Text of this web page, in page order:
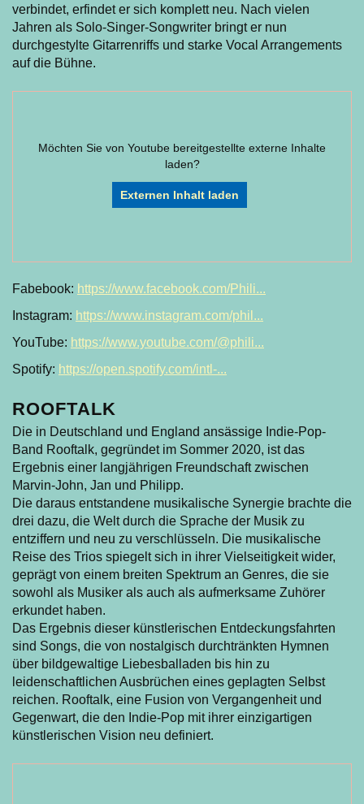
verbindet, erfindet er sich komplett neu. Nach vielen
Jahren als Solo-Singer-Songwriter bringt er nun
durchgestylte Gitarrenriffs und starke Vocal Arrangements
auf die Bühne.
Möchten Sie von Youtube bereitgestellte externe Inhalte
laden?
Externen Inhalt laden
Fabebook: https://www.facebook.com/Phili...
Instagram: https://www.instagram.com/phil...
YouTube: https://www.youtube.com/@phili...
Spotify: https://open.spotify.com/intl-...
ROOFTALK
Die in Deutschland und England ansässige Indie-Pop-
Band Rooftalk, gegründet im Sommer 2020, ist das
Ergebnis einer langjährigen Freundschaft zwischen
Marvin-John, Jan und Philipp.
Die daraus entstandene musikalische Synergie brachte die
drei dazu, die Welt durch die Sprache der Musik zu
entziffern und neu zu verschlüsseln. Die musikalische
Reise des Trios spiegelt sich in ihrer Vielseitigkeit wider,
geprägt von einem breiten Spektrum an Genres, die sie
sowohl als Musiker als auch als aufmerksame Zuhörer
erkundet haben.
Das Ergebnis dieser künstlerischen Entdeckungsfahrten
sind Songs, die von nostalgisch durchtränkten Hymnen
über bildgewaltige Liebesballaden bis hin zu
leidenschaftlichen Ausbrüchen eines geplagten Selbst
reichen. Rooftalk, eine Fusion von Vergangenheit und
Gegenwart, die den Indie-Pop mit ihrer einzigartigen
künstlerischen Vision neu definiert.